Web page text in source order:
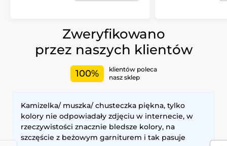
Zweryfikowano
przez naszych klientów
100%
klientów poleca
nasz sklep
Kamizelka/ muszka/ chusteczka piękna, tylko
kolory nie odpowiadały zdjęciu w internecie, w
rzeczywistości znacznie bledsze kolory, na
szczęście z beżowym garniturem i tak pasuje